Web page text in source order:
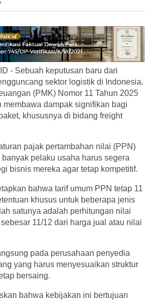
- Sebuah keputusan baru dari
sektor logistik di Indonesia.
(PMK) Nomor 11 Tahun 2025
membawa dampak signifikan bagi
khususnya di bidang freight
pajak pertambahan nilai (PPN)
pelaku usaha harus segera
bisnis mereka agar tetap kompetitif.
bahwa tarif umum PPN tetap 11
khusus untuk beberapa jenis
satunya adalah perhitungan nilai
11/12 dari harga jual atau nilai
pada perusahaan penyedia
yang harus menyesuaikan struktur
bersaing.
bahwa kebijakan ini bertujuan